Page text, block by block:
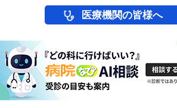
医療機関の皆様へ